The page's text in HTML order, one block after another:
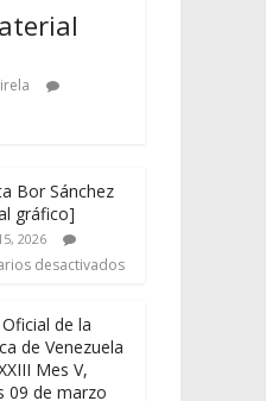
Bor Sánchez
gráfico]
2026
desactivados
de la
de Venezuela
Mes V,
09 de marzo